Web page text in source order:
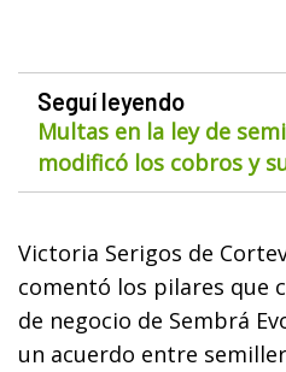
Seguí leyendo
Multas en la ley de
modificó los cobros y
Victoria Serigos de
comentó los pilares que
de negocio de Sembrá
un acuerdo entre